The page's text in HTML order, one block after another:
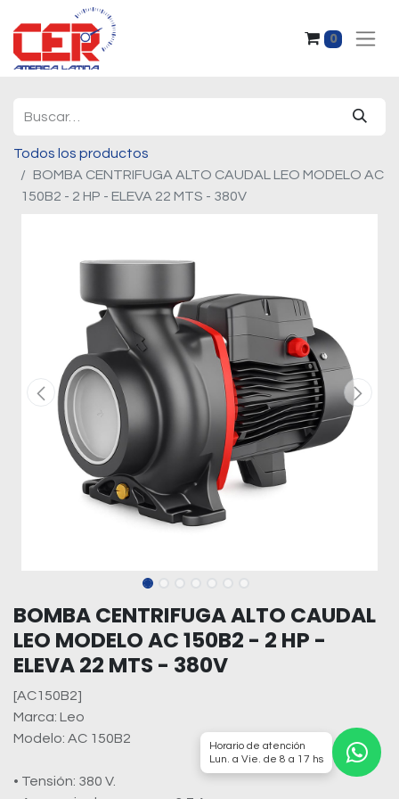
0
Todos los productos
BOMBA CENTRIFUGA ALTO CAUDAL LEO MODELO AC
150B2 - 2 HP - ELEVA 22 MTS - 380V
BOMBA CENTRIFUGA ALTO CAUDAL
LEO MODELO AC 150B2 - 2 HP -
ELEVA 22 MTS - 380V
[AC150B2]
Marca: Leo
Modelo: AC 150B2
• Tensión: 380 V.
Horario de atención
Lun. a Vie. de 8 a 17 hs